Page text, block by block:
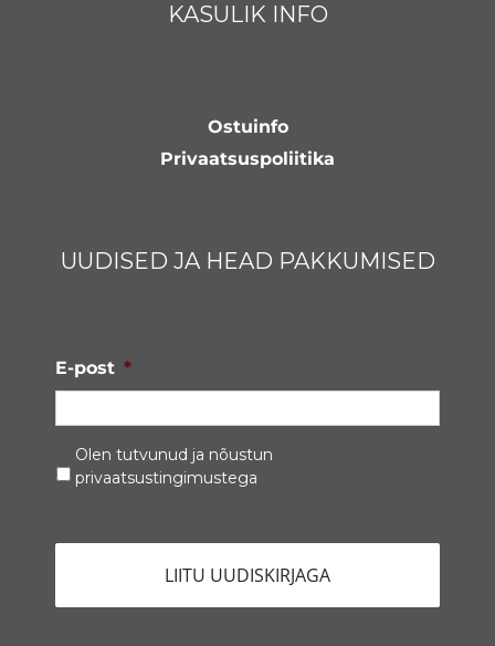
KASULIK INFO
Ostuinfo
Privaatsuspoliitika
UUDISED JA HEAD PAKKUMISED
E-post *
Privaatsustingimused *
Olen tutvunud ja nõustun
privaatsustingimustega